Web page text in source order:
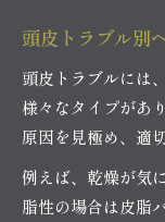
頭皮トラブル別
頭皮トラブルには
様々なタイプがあ
原因を見極め、適
例えば、乾燥が気
脂性の場合は皮脂